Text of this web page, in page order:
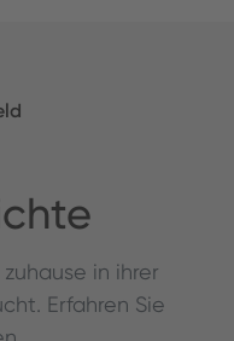
in ihrer
Erfahren Sie